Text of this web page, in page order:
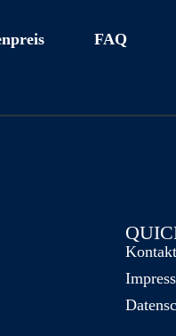
FAQ
Kontakt